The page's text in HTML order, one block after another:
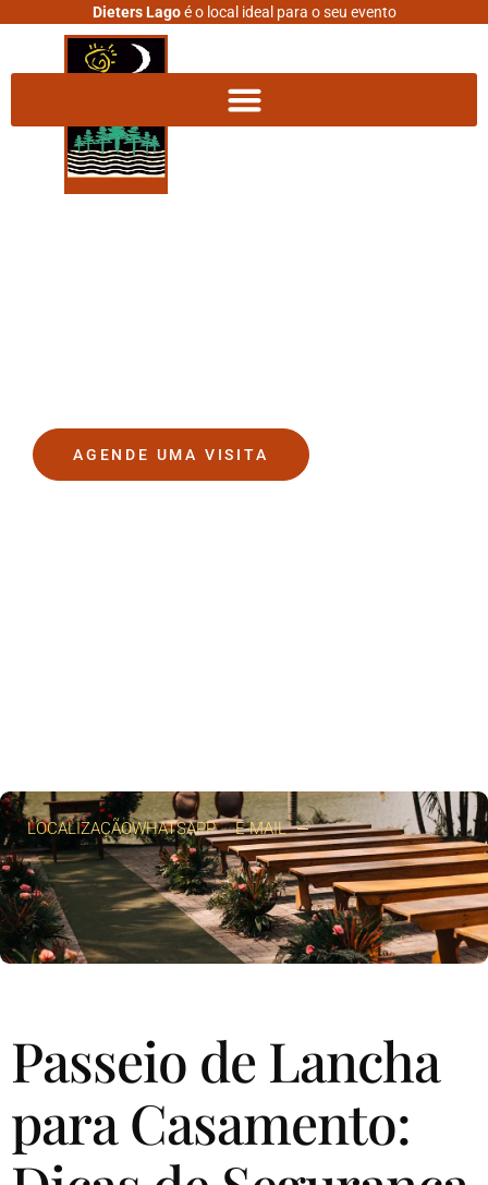
Dieters Lagoé o local ideal para o seu evento
AGENDE UMA VISITA
LOCALIZAÇÃOWHATSAPP E-MAIL
Passeio de Lancha
para Casamento: